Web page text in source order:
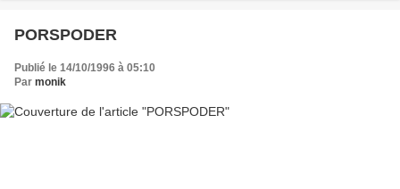
PORSPODER
Publié le 14/10/1996 à 05:10
Par monik